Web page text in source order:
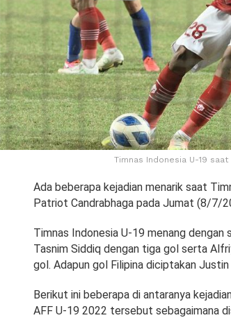
Timnas Indonesia U-19
Ada beberapa kejadian menarik saat
Patriot Candrabhaga pada Jumat (8/7/
Timnas Indonesia U-19 menang
Tasnim Siddiq dengan tiga gol serta
gol. Adapun gol Filipina diciptakan Justin
Berikut ini beberapa di antaranya
AFF U-19 2022 tersebut sebagaimana